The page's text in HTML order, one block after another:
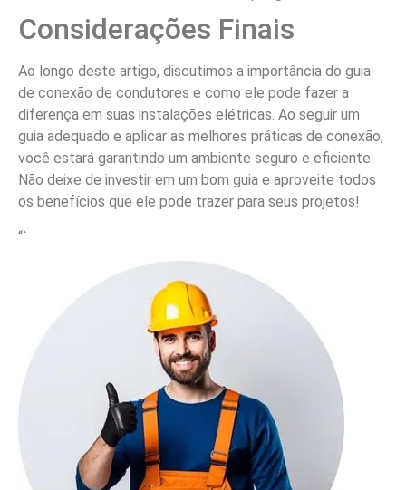
Considerações Finais
Ao longo deste artigo, discutimos a importância do guia
de conexão de condutores e como ele pode fazer a
diferença em suas instalações elétricas. Ao seguir um
guia adequado e aplicar as melhores práticas de conexão,
você estará garantindo um ambiente seguro e eficiente.
Não deixe de investir em um bom guia e aproveite todos
os benefícios que ele pode trazer para seus projetos!
“`